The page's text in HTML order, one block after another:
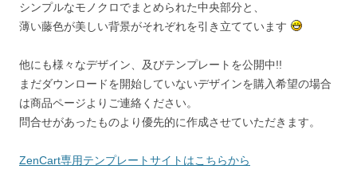
シンプルなモノクロでまとめられた中央部分と、
薄い藤色が美しい背景がそれぞれを引き立てています
他にも様々なデザイン、及びテンプレートを公開中!!
まだダウンロードを開始していないデザインを購入希望の場合
は商品ページよりご連絡ください。
問合せがあったものより優先的に作成させていただきます。
ZenCart専用テンプレートサイトはこちらから